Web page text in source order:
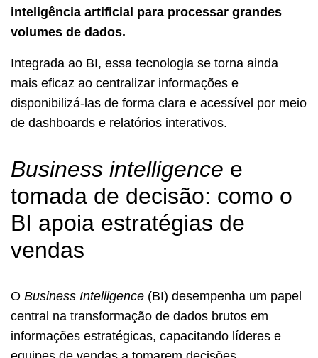
inteligência artificial para processar grandes
volumes de dados.
Integrada ao BI, essa tecnologia se torna ainda
mais eficaz ao centralizar informações e
disponibilizá-las de forma clara e acessível por meio
de dashboards e relatórios interativos.
Business intelligence e
tomada de decisão: como o
BI apoia estratégias de
vendas
O Business Intelligence (BI) desempenha um papel
central na transformação de dados brutos em
informações estratégicas, capacitando líderes e